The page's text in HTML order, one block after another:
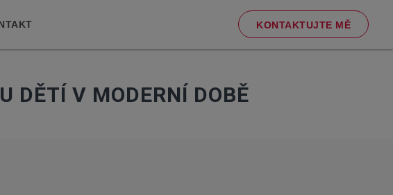
KONTAKTUJTE MĚ
DĚTÍ V MODERNÍ DOBĚ